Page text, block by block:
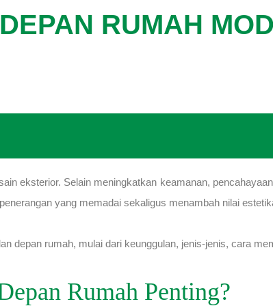
RUMAH
eksterior. Selain meningkatkan keamanan,
yang memadai sekaligus menambah nilai
depan rumah, mulai dari keunggulan, jenis-jenis, cara
Rumah Penting?